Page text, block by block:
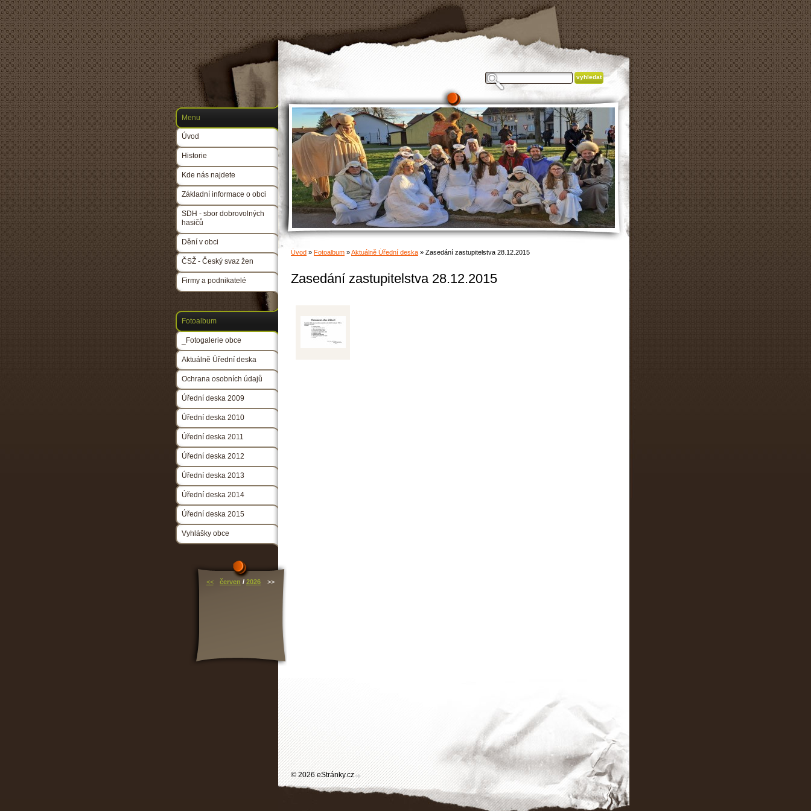
Úvod » Fotoalbum »Aktuálně Úřední deska » Zasedání zastupitelstva 28.12.2015
Zasedání zastupitelstva 28.12.2015
Menu
Úvod
Historie
Kde nás najdete
Základní informace o obci
SDH - sbor dobrovolných
hasičů
Dění v obci
ČSŽ - Český svaz žen
Firmy a podnikatelé
Fotoalbum
_Fotogalerie obce
Aktuálně Úřední deska
Ochrana osobních údajů
Úřední deska 2009
Úřední deska 2010
Úřední deska 2011
Úřední deska 2012
Úřední deska 2013
Úřední deska 2014
Úřední deska 2015
Vyhlášky obce
<< červen / 2026 >>
© 2026 eStránky.cz